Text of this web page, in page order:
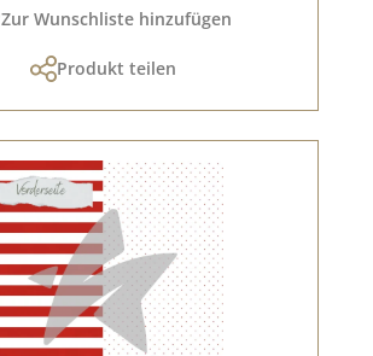
Zur Wunschliste hinzufügen
Produkt teilen